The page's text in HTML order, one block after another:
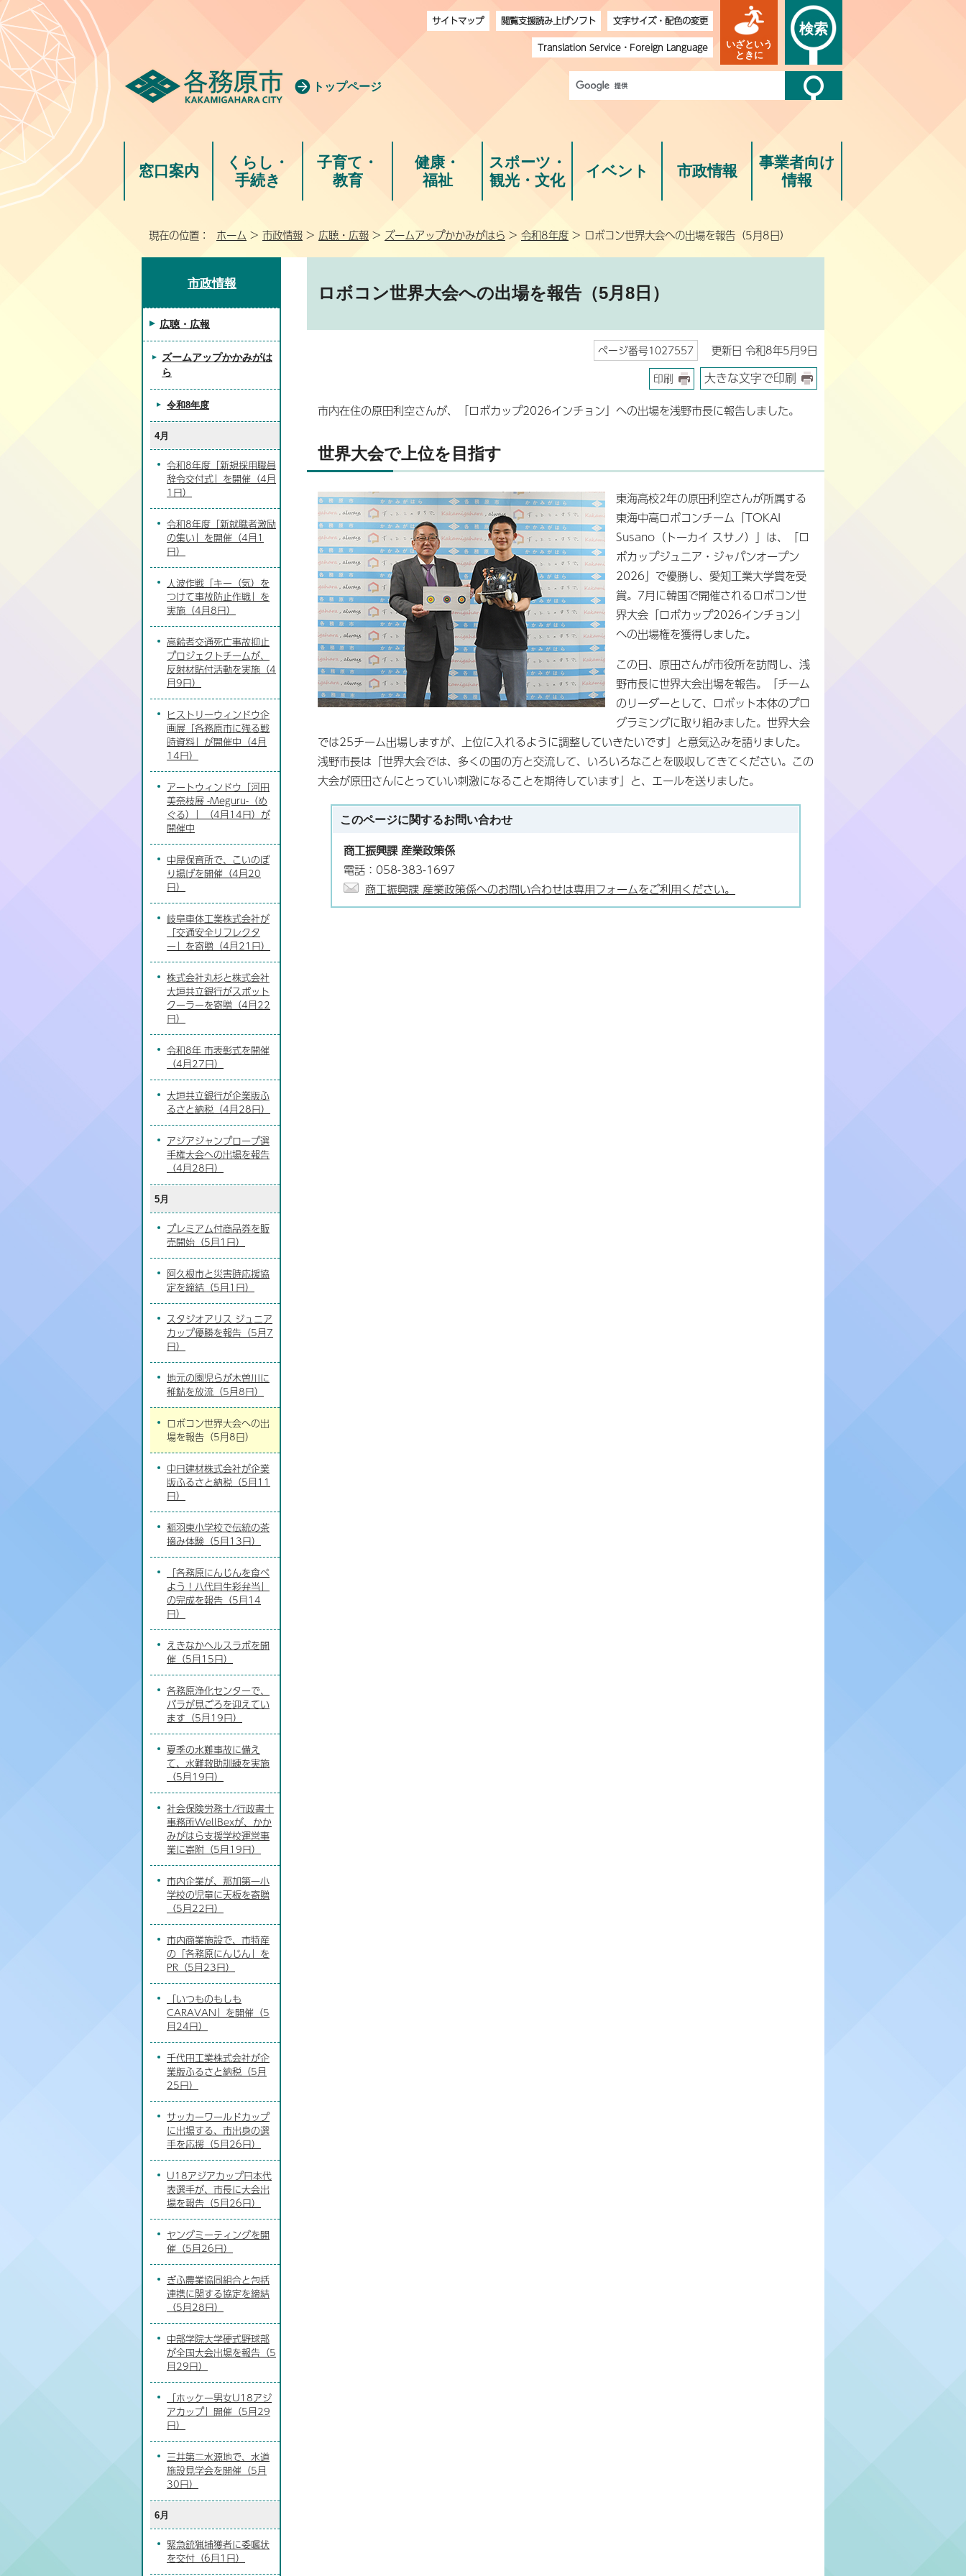
トップページ
サイトマップ 閲覧支援読み上げソフト
文字サイズ・配色の変更
Translation Service・ Foreign Language
いざという
ときに
検索
窓口案内
くらし・
手続き
子育て・
教育
健康・
福祉
スポーツ・
観光・文化
イベント 市政情報
事業者向け
情報
現在の位置： ホーム > 市政情報 > 広聴・広報 > ズームアップかかみがはら > 令和8年度 > ロボコン世界大会への出場を報告（5月8日）
ロボコン世界大会への出場を報告（5月8日）
ページ番号1027557 更新日 令和8年5月9日
印刷 大きな文字で印刷
市内在住の原田利空さんが、「ロボカップ2026インチョン」への出場を浅野市長に報告しました。
世界大会で上位を目指す
東海高校2年の原田利空さんが所属する
東海中高ロボコンチーム「TOKAI
Susano（トーカイ スサノ）」は、「ロ
ボカップジュニア・ジャパンオープン
2026」で優勝し、愛知工業大学賞を受
賞。7月に韓国で開催されるロボコン世
界大会「ロボカップ2026インチョン」
への出場権を獲得しました。
この日、原田さんが市役所を訪問し、浅
野市長に世界大会出場を報告。「チーム
のリーダーとして、ロボット本体のプロ
グラミングに取り組みました。世界大会
では25チーム出場しますが、上位に入れるように調整していきたいです」と意気込みを語りました。
浅野市長は「世界大会では、多くの国の方と交流して、いろいろなことを吸収してきてください。この
大会が原田さんにとっていい刺激になることを期待しています」と、エールを送りました。
このページに関するお問い合わせ
商工振興課 産業政策係
電話：058-383-1697
商工振興課 産業政策係へのお問い合わせは専用フォームをご利用ください。
市政情報
広聴・広報
ズームアップかかみがは
ら
令和8年度
4月
令和8年度「新規採用職員
辞令交付式」を開催（4月
1日）
令和8年度「新就職者激励
の集い」を開催（4月1
日）
人波作戦「キー（気）を
つけて事故防止作戦」を
実施（4月8日）
高齢者交通死亡事故抑止
プロジェクトチームが、
反射材貼付活動を実施（4
月9日）
ヒストリーウィンドウ企
画展「各務原市に残る戦
時資料」が開催中（4月
14日）
アートウィンドウ「河田
美奈枝展 -Meguru-（め
ぐる）」（4月14日）が
開催中
中屋保育所で、こいのぼ
り揚げを開催（4月20
日）
岐阜車体工業株式会社が
「交通安全リフレクタ
ー」を寄贈（4月21日）
株式会社丸杉と株式会社
大垣共立銀行がスポット
クーラーを寄贈（4月22
日）
令和8年 市表彰式を開催
（4月27日）
大垣共立銀行が企業版ふ
るさと納税（4月28日）
アジアジャンプロープ選
手権大会への出場を報告
（4月28日）
5月
プレミアム付商品券を販
売開始（5月1日）
阿久根市と災害時応援協
定を締結（5月1日）
スタジオアリス ジュニア
カップ優勝を報告（5月7
日）
地元の園児らが木曽川に
稚鮎を放流（5月8日）
ロボコン世界大会への出
場を報告（5月8日）
中日建材株式会社が企業
版ふるさと納税（5月11
日）
稲羽東小学校で伝統の茶
摘み体験（5月13日）
「各務原にんじんを食べ
よう！八代目生彩弁当」
の完成を報告（5月14
日）
えきなかヘルスラボを開
催（5月15日）
各務原浄化センターで、
バラが見ごろを迎えてい
ます（5月19日）
夏季の水難事故に備え
て、水難救助訓練を実施
（5月19日）
社会保険労務士/行政書士
事務所WellBexが、かか
みがはら支援学校運営事
業に寄附（5月19日）
市内企業が、那加第一小
学校の児童に天板を寄贈
（5月22日）
市内商業施設で、市特産
の「各務原にんじん」を
PR（5月23日）
「いつものもしも
CARAVAN」を開催（5
月24日）
千代田工業株式会社が企
業版ふるさと納税（5月
25日）
サッカーワールドカップ
に出場する、市出身の選
手を応援（5月26日）
U18アジアカップ日本代
表選手が、市長に大会出
場を報告（5月26日）
ヤングミーティングを開
催（5月26日）
ぎふ農業協同組合と包括
連携に関する協定を締結
（5月28日）
中部学院大学硬式野球部
が全国大会出場を報告（5
月29日）
「ホッケー男女U18アジ
アカップ」開催（5月29
日）
三井第二水源地で、水道
施設見学会を開催（5月
30日）
6月
緊急銃猟捕獲者に委嘱状
を交付（6月1日）